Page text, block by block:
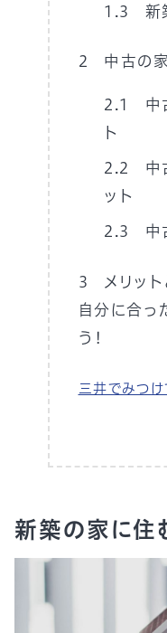
新
中古の
中
ト
中
ット
中
メリッ
自分に合っ
う！
三井でみつ
新築の家に住